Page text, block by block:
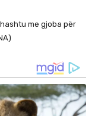
me gjoba për